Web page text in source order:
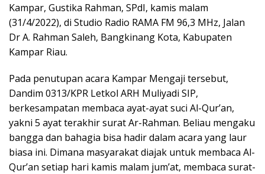
Kampar, Gustika Rahman, SPdI, kamis malam
(31/4/2022), di Studio Radio RAMA FM 96,3 MHz, Jalan
Dr A. Rahman Saleh, Bangkinang Kota, Kabupaten
Kampar Riau.
Pada penutupan acara Kampar Mengaji tersebut,
Dandim 0313/KPR Letkol ARH Muliyadi SIP,
berkesampatan membaca ayat-ayat suci Al-Qur’an,
yakni 5 ayat terakhir surat Ar-Rahman. Beliau mengaku
bangga dan bahagia bisa hadir dalam acara yang laur
biasa ini. Dimana masyarakat diajak untuk membaca Al-
Qur’an setiap hari kamis malam jum’at, membaca surat-